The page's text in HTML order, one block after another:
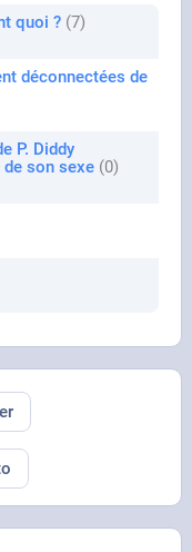
quoi ? 7
déconnectées de
P. Diddy
de son sexe 0